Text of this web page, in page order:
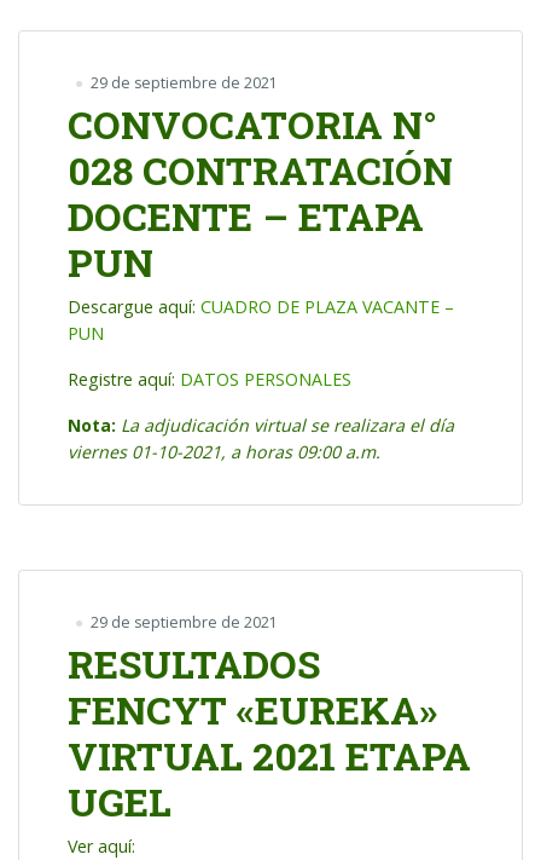
29 de septiembre de 2021
CONVOCATORIA N°
028 CONTRATACIÓN
DOCENTE – ETAPA
PUN
Descargue aquí: CUADRO DE PLAZA VACANTE –
PUN
Registre aquí: DATOS PERSONALES
Nota: La adjudicación virtual se realizara el día
viernes 01-10-2021, a horas 09:00 a.m.
29 de septiembre de 2021
RESULTADOS
FENCYT «EUREKA»
VIRTUAL 2021 ETAPA
UGEL
Ver aquí: